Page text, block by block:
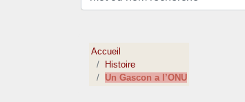
Accueil
Histoire
Un Gascon a l’ONU